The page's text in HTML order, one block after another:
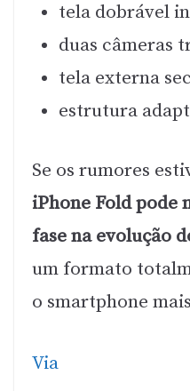
tela dobrável
duas câmeras
tela externa
estrutura
Se os rumores
iPhone Fold pode
fase na evolução
um formato
o smartphone
Via